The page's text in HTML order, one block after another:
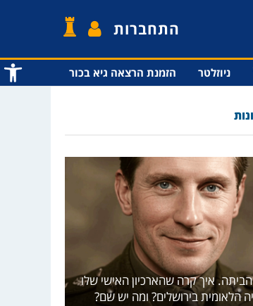
פתח
התחברות
ניוזלטר הזמנת הרצאה גיא בכור
הביתה. איך קרה שהארכיון האישי שלו
הלאומית בירושלים? ומה יש שם?